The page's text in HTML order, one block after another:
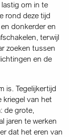
om in te
rond deze tijd
donkerder en
terwijl
zoeken tussen
en de
is. Tegelijkertijd
kriegel van het
de grote,
jaren te werken
dat het eren van